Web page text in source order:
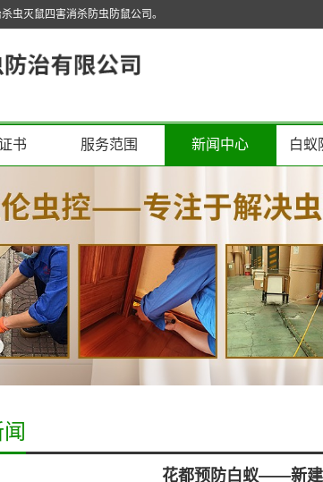
虫灭鼠四害消杀防虫防鼠公司。
书 服务范围 新闻中心 白蚁
花都预防白蚁——新建